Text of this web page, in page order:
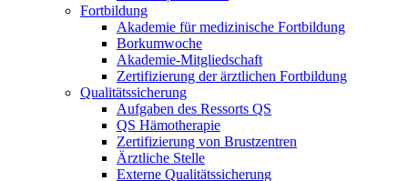
Fortbildung
Akademie für medizinische Fortbildung
Borkumwoche
Akademie-Mitgliedschaft
Zertifizierung der ärztlichen Fortbildung
Qualitätssicherung
Aufgaben des Ressorts QS
QS Hämotherapie
Zertifizierung von Brustzentren
Ärztliche Stelle
Externe Qualitätssicherung